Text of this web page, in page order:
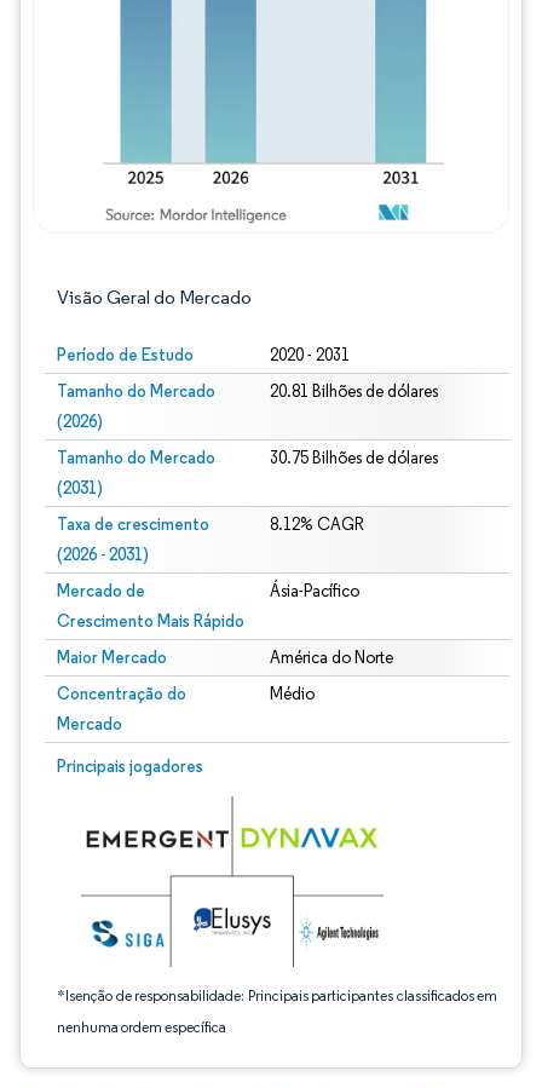
Visão Geral do Mercado
Período de Estudo 2020 - 2031
Tamanho do Mercado
(2026)
20.81 Bilhões de dólares
Tamanho do Mercado
(2031)
30.75 Bilhões de dólares
Taxa de crescimento
(2026 - 2031)
8.12% CAGR
Mercado de
Crescimento Mais Rápido
Ásia-Pacífico
Maior Mercado América do Norte
Concentração do
Mercado
Médio
Principais jogadores
*Isenção de responsabilidade: Principais participantes classificados em
nenhuma ordem específica
Imagem © Mordor Intelligence. O reuso requer atribuição conforme CC BY 4.0.